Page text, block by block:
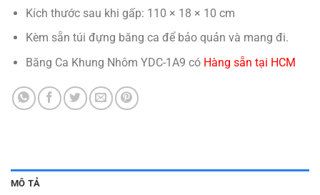
Kích thước sau khi gấp: 110 × 18 × 10 cm
Kèm sẵn túi đựng băng ca để bảo quản và mang đi.
Băng Ca Khung Nhôm YDC-1A9 có Hàng sẵn tại HCM
MÔ TẢ